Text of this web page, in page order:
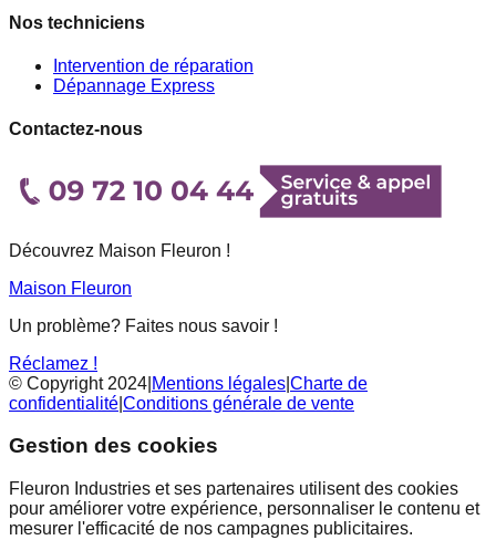
Nos techniciens
Intervention de réparation
Dépannage Express
Contactez-nous
Découvrez Maison Fleuron !
Maison Fleuron
Un problème? Faites nous savoir !
Réclamez !
© Copyright 2024 Mentions légales Charte de
confidentialité Conditions générale de vente
Gestion des cookies
Fleuron Industries et ses partenaires utilisent des cookies
pour améliorer votre expérience, personnaliser le contenu et
mesurer l'efficacité de nos campagnes publicitaires.